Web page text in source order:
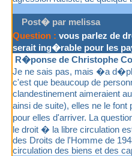
Post� par melissa
Question : vous parlez de
serait ing�rable pour les
R�ponse de Christophe
Je ne sais pas, mais �a
c'est que beaucoup de
clandestinement aimeraient
ainsi de suite), elles ne le
pour elles d'arriver. La
le droit � la libre circulation
des Droits de l'Homme de
circulation des biens et des